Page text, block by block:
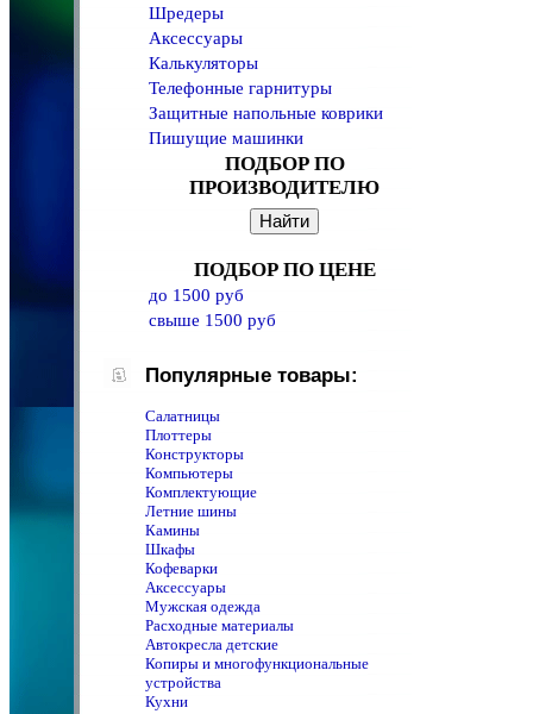
Шредеры
Аксессуары
Калькуляторы
Телефонные гарнитуры
Защитные напольные коврики
Пишущие машинки
ПОДБОР ПО
ПРОИЗВОДИТЕЛЮ
ПОДБОР ПО ЦЕНЕ
до 1500 руб
свыше 1500 руб
Популярные товары:
Салатницы
Плоттеры
Конструкторы
Компьютеры
Комплектующие
Летние шины
Камины
Шкафы
Кофеварки
Аксессуары
Мужская одежда
Расходные материалы
Автокресла детские
Копиры и многофункциональные
устройства
Кухни